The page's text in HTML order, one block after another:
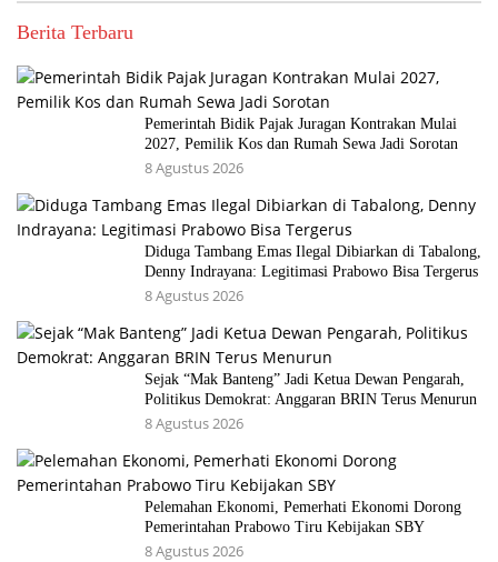
Berita Terbaru
Pemerintah Bidik Pajak Juragan Kontrakan Mulai
2027, Pemilik Kos dan Rumah Sewa Jadi Sorotan
8 Agustus 2026
Diduga Tambang Emas Ilegal Dibiarkan di Tabalong,
Denny Indrayana: Legitimasi Prabowo Bisa Tergerus
8 Agustus 2026
Sejak “Mak Banteng” Jadi Ketua Dewan Pengarah,
Politikus Demokrat: Anggaran BRIN Terus Menurun
8 Agustus 2026
Pelemahan Ekonomi, Pemerhati Ekonomi Dorong
Pemerintahan Prabowo Tiru Kebijakan SBY
8 Agustus 2026